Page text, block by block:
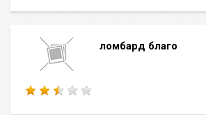
ломбард благо